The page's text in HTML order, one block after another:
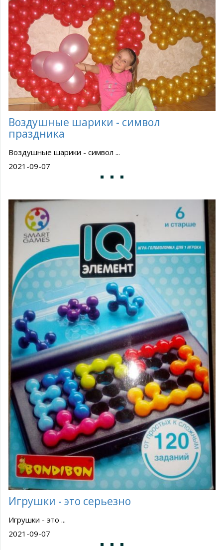
Воздушные шарики - символ
праздника
Воздушные шарики - символ ...
2021-09-07
Игрушки - это серьезно
Игрушки - это ...
2021-09-07